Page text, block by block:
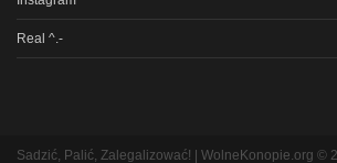
Real ^.-
Sadzić, Palić, Zalegalizować! | WolneKonopie.org ©